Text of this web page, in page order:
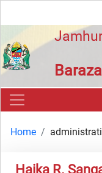
Home
Haika R.